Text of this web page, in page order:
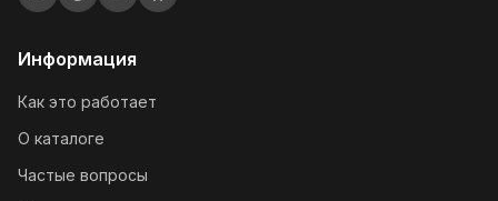
Информация
Как это работает
О каталоге
Частые вопросы